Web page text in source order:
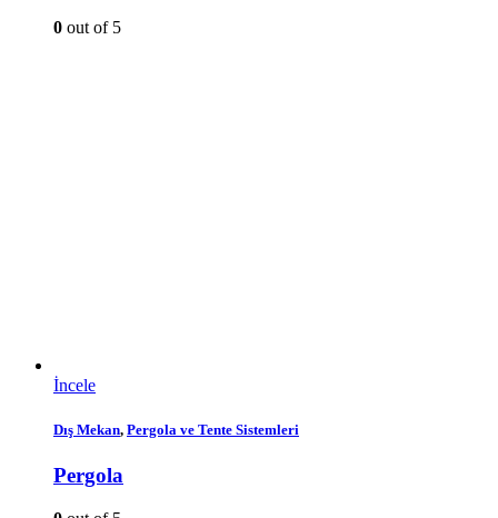
0 out of 5
İncele
Dış Mekan, Pergola ve Tente Sistemleri
Pergola